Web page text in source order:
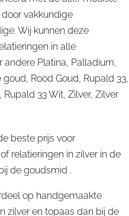
vakkundige
Wij kunnen deze
in alle
Platina, Palladium,
Rood Goud, Rupald 33,
Rupald 33 Wit, Zilver, Zilver
beste prijs voor
relatieringen in zilver in de
de goudsmid .
op handgemaakte
zilver en topaas dan bij de